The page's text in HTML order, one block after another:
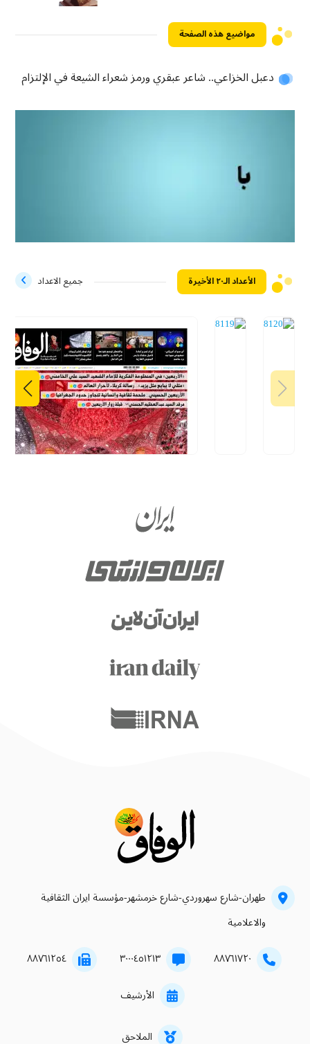
مواضيع هذه الصفحة
دعبل الخزاعي.. شاعر عبقري ورمز شعراء الشيعة في الإلتزام
الأعداد الـ۲۰ الأخيرة جميع الاعداد
طهران-شارع سهروردي-شارع خرمشهر-مؤسسة ايران الثقافية
والاعلامية
۸۸۷٦۱۷۲۰ ۳۰۰۰٤٥۱۲۱۳ ۸۸۷٦۱۲٥٤
الأرشيف
الملاحق